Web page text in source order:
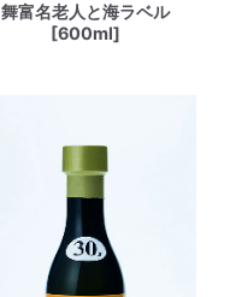
舞富名老人と海ラベル
[600ml]